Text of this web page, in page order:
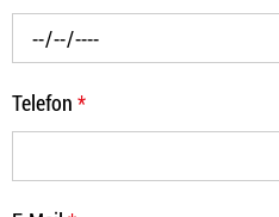
Telefon *